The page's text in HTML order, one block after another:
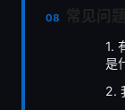
1.
是
2.